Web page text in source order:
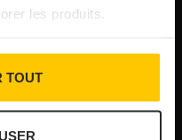
les produits.
TOUT
rehaussée à 8 000 €
A63 réouverte